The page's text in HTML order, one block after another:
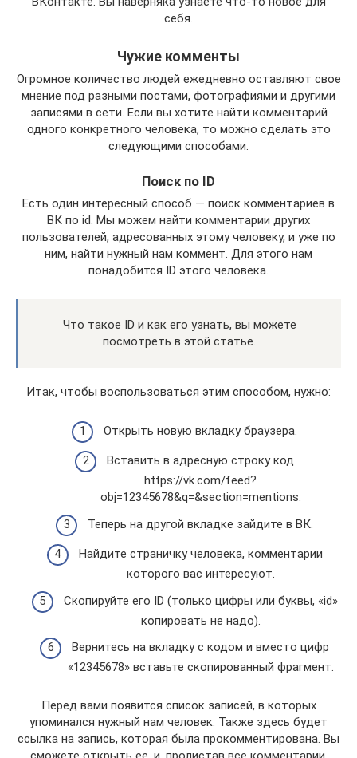
себя.
Чужие комменты
Огромное количество людей ежедневно оставляют свое
мнение под разными постами, фотографиями и другими
записями в сети. Если вы хотите найти комментарий
одного конкретного человека, то можно сделать это
следующими способами.
Поиск по ID
Есть один интересный способ — поиск комментариев в
ВК по id. Мы можем найти комментарии других
пользователей, адресованных этому человеку, и уже по
ним, найти нужный нам коммент. Для этого нам
понадобится ID этого человека.
Что такое ID и как его узнать, вы можете
посмотреть в этой статье.
Итак, чтобы воспользоваться этим способом, нужно:
Открыть новую вкладку браузера.
Вставить в адресную строку код
https://vk.com/feed?
obj=12345678&q=&section=mentions.
Теперь на другой вкладке зайдите в ВК.
Найдите страничку человека, комментарии
которого вас интересуют.
Скопируйте его ID (только цифры или буквы, «id»
копировать не надо).
Вернитесь на вкладку с кодом и вместо цифр
«12345678» вставьте скопированный фрагмент.
Перед вами появится список записей, в которых
упоминался нужный нам человек. Также здесь будет
ссылка на запись, которая была прокомментирована. Вы